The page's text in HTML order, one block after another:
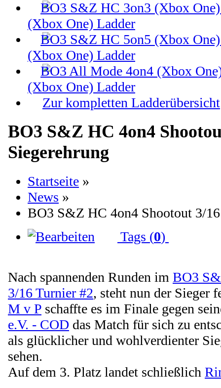
(Xbox One) Ladder
(Xbox One) Ladder
(Xbox One) Ladder
Zur kompletten Ladderübersicht
BO3 S&Z HC 4on4
Siegerehrung
Startseite »
News »
BO3 S&Z HC 4on4 Shootout 3/
Tags (0)
Nach spannenden Runden im BO3
3/16 Turnier #2, steht nun der Sieger
M v P schaffte es im Finale gegen
e.V. - COD das Match für sich zu
als glücklicher und wohlverdienter
sehen.
Auf dem 3. Platz landet schließlich